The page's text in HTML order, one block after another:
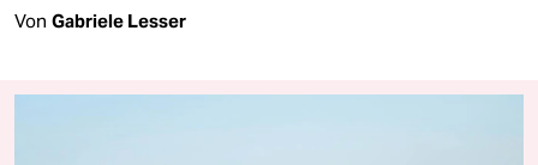
Von Gabriele Lesser